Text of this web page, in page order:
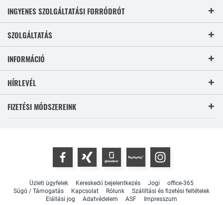
INGYENES SZOLGÁLTATÁSI FORRÓDRÓT
SZOLGÁLTATÁS
INFORMÁCIÓ
HÍRLEVÉL
FIZETÉSI MÓDSZEREINK
Üzleti ügyfelek Kereskedő bejelentkezés Jogi
office-365
Súgó / Támogatás
Kapcsolat Rólunk
Szállítási és fizetési feltételek
Elállási jog
Adatvédelem ASF Impresszum